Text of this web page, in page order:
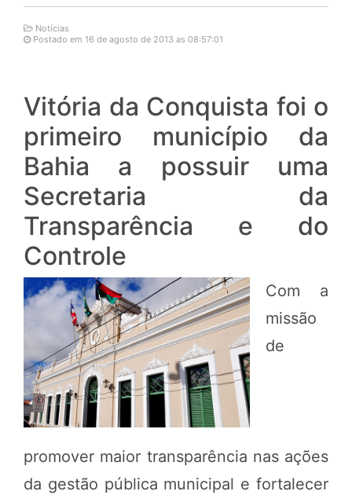
Notícias
Postado em 16 de agosto de 2013 as 08:57:01
Vitória da Conquista foi o
primeiro município da
Bahia a possuir uma
Secretaria da
Transparência e do
Controle
Com a
missão
de
promover maior transparência nas ações
da gestão pública municipal e fortalecer